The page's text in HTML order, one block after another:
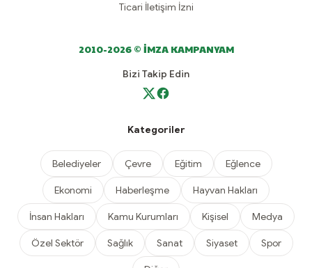
Ticari İletişim İzni
2010-2026 © İMZA KAMPANYAM
Bizi Takip Edin
Kategoriler
Belediyeler Çevre Eğitim Eğlence
Ekonomi Haberleşme Hayvan Hakları
İnsan Hakları Kamu Kurumları Kişisel Medya
Özel Sektör Sağlık Sanat Siyaset Spor